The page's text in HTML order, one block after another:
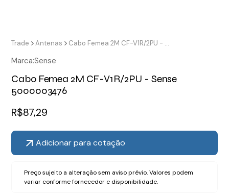
Trade Antenas Cabo Femea 2M CF-V1R/2PU - Sense 5000003476
Marca:Sense
Cabo Femea 2M CF-V1R/2PU - Sense
5000003476
R$87,29
Adicionar para cotação
Preço sujeito a alteração sem aviso prévio. Valores podem
variar conforme fornecedor e disponibilidade.